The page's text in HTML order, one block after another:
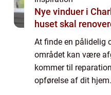
Nye vinduer i
huset skal
At finde en pålidelig
området kan være
kommer til
opførelse af dit